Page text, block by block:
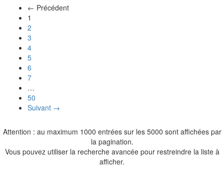
← Précédent
1
2
3
4
5
6
7
…
50
Suivant →
Attention : au maximum 1000 entrées sur les 5000 sont affichées par
la pagination.
Vous pouvez utiliser la recherche avancée pour restreindre la liste à
afficher.